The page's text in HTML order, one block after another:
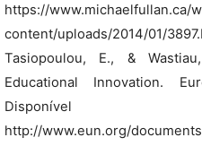
https://www.michaelfullan.ca/
content/uploads/2014/01/
Tasiopoulou, E., &
Educational Innovation.
http://www.eun.org/